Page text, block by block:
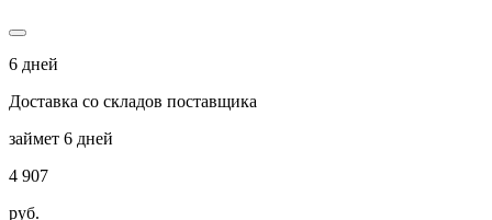
6 дней
Доставка со складов поставщика
займет 6 дней
4 907
руб.